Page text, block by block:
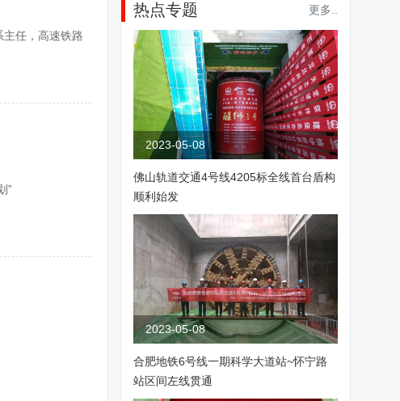
任，高速铁路
”
热点专题 更多..
2023-05-08
佛山轨道交通4号线4205标全线首台盾构
顺利始发
2023-05-08
合肥地铁6号线一期科学大道站~怀宁路
站区间左线贯通